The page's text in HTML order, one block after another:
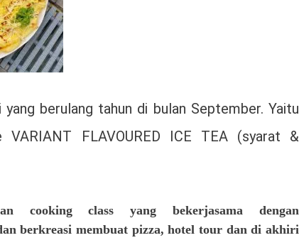
berulang tahun di bulan September. Yaitu
FLAVOURED ICE TEA (syarat &
cooking class yang bekerjasama dengan
berkreasi membuat pizza, hotel tour dan di akhiri